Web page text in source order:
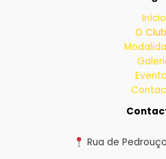
Início
O
Rua de